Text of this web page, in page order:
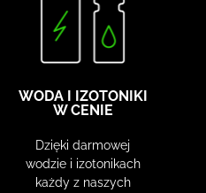
WODA I IZOTONIKI
W CENIE
Dzięki darmowej
wodzie i izotonikach
każdy z naszych